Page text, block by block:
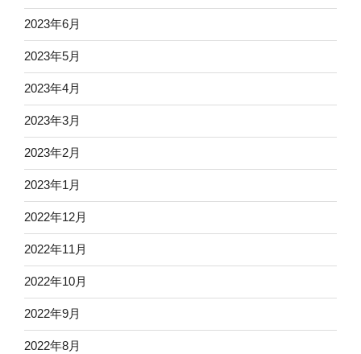
2023年6月
2023年5月
2023年4月
2023年3月
2023年2月
2023年1月
2022年12月
2022年11月
2022年10月
2022年9月
2022年8月